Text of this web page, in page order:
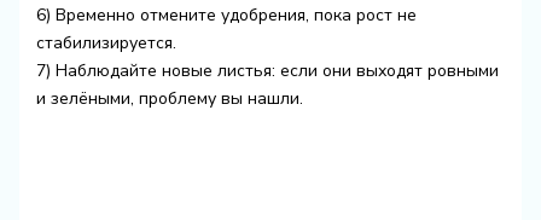
6) Временно отмените удобрения, пока рост не
стабилизируется.
7) Наблюдайте новые листья: если они выходят ровными
и зелёными, проблему вы нашли.